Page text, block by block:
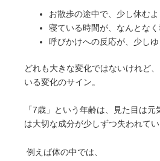
お散歩の途中で、少し休む
寝ている時間が、なんとな
呼びかけへの反応が、少し
どれも大きな変化ではないけれど
いる変化のサイン。
「7歳」という年齢は、見た目は
は大切な成分が少しずつ失われてい
例えば体の中では、